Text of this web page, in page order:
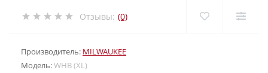
Отзывы: (0)
Производитель: MILWAUKEE
Модель:WHB (XL)